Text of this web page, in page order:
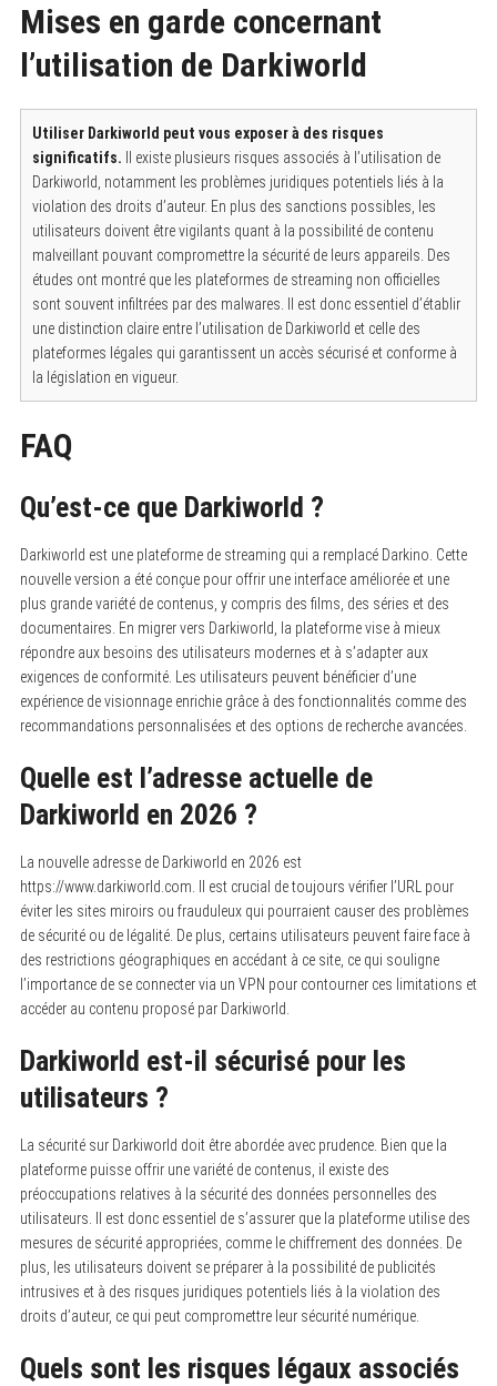
Mises en garde concernant
l’utilisation de Darkiworld
Utiliser Darkiworld peut vous exposer à des risques
significatifs. Il existe plusieurs risques associés à l’utilisation de
Darkiworld, notamment les problèmes juridiques potentiels liés à la
violation des droits d’auteur. En plus des sanctions possibles, les
utilisateurs doivent être vigilants quant à la possibilité de contenu
malveillant pouvant compromettre la sécurité de leurs appareils. Des
études ont montré que les plateformes de streaming non officielles
sont souvent infiltrées par des malwares. Il est donc essentiel d’établir
une distinction claire entre l’utilisation de Darkiworld et celle des
plateformes légales qui garantissent un accès sécurisé et conforme à
la législation en vigueur.
FAQ
Qu’est-ce que Darkiworld ?
Darkiworld est une plateforme de streaming qui a remplacé Darkino. Cette
nouvelle version a été conçue pour offrir une interface améliorée et une
plus grande variété de contenus, y compris des films, des séries et des
documentaires. En migrer vers Darkiworld, la plateforme vise à mieux
répondre aux besoins des utilisateurs modernes et à s’adapter aux
exigences de conformité. Les utilisateurs peuvent bénéficier d’une
expérience de visionnage enrichie grâce à des fonctionnalités comme des
recommandations personnalisées et des options de recherche avancées.
Quelle est l’adresse actuelle de
Darkiworld en 2026 ?
La nouvelle adresse de Darkiworld en 2026 est
https://www.darkiworld.com.
Il est crucial de toujours vérifier l’URL pour
éviter les sites miroirs ou frauduleux qui pourraient causer des problèmes
de sécurité ou de légalité. De plus, certains utilisateurs peuvent faire face à
des restrictions géographiques en accédant à ce site, ce qui souligne
l’importance de se connecter via un VPN pour contourner ces limitations et
accéder au contenu proposé par Darkiworld.
Darkiworld est-il sécurisé pour les
utilisateurs ?
La sécurité sur Darkiworld doit être abordée avec prudence. Bien que la
plateforme puisse offrir une variété de contenus, il existe des
préoccupations relatives à la sécurité des données personnelles des
utilisateurs. Il est donc essentiel de s’assurer que la plateforme utilise des
mesures de sécurité appropriées, comme le chiffrement des données. De
plus, les utilisateurs doivent se préparer à la possibilité de publicités
intrusives et à des risques juridiques potentiels liés à la violation des
droits d’auteur, ce qui peut compromettre leur sécurité numérique.
Quels sont les risques légaux associés